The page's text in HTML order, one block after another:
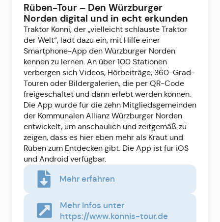
Rüben-Tour – Den Würzburger
Norden digital und in echt erkunden
Traktor Konni, der „vielleicht schlauste Traktor
der Welt“, lädt dazu ein, mit Hilfe einer
Smartphone-App den Würzburger Norden
kennen zu lernen. An über 100 Stationen
verbergen sich Videos, Hörbeiträge, 360-Grad-
Touren oder Bildergalerien, die per QR-Code
freigeschaltet und dann erlebt werden können.
Die App wurde für die zehn Mitgliedsgemeinden
der Kommunalen Allianz Würzburger Norden
entwickelt, um anschaulich und zeitgemäß zu
zeigen, dass es hier eben mehr als Kraut und
Rüben zum Entdecken gibt. Die App ist für iOS
und Android verfügbar.
Mehr erfahren
Mehr Infos unter
https://www.konnis-tour.de